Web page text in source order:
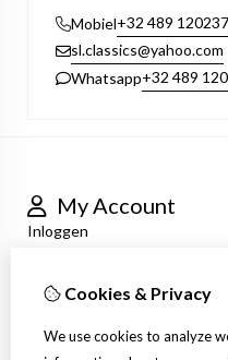
Mobiel+32 489 120237
sl.classics@yahoo.com
Whatsapp+32 489
My Account
Inloggen
Newsletter
Customer Service
Contact Us
Cookies & Privacy
We use cookies to analyze